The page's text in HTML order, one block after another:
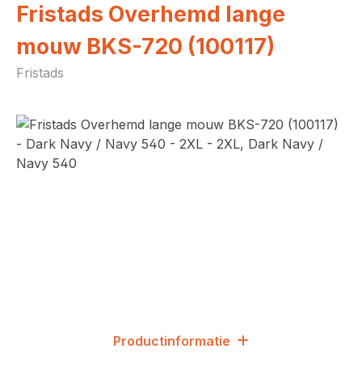
Fristads Overhemd lange
mouw BKS-720 (100117)
Fristads
Afbeeldingengalerij overslaan
Productinformatie